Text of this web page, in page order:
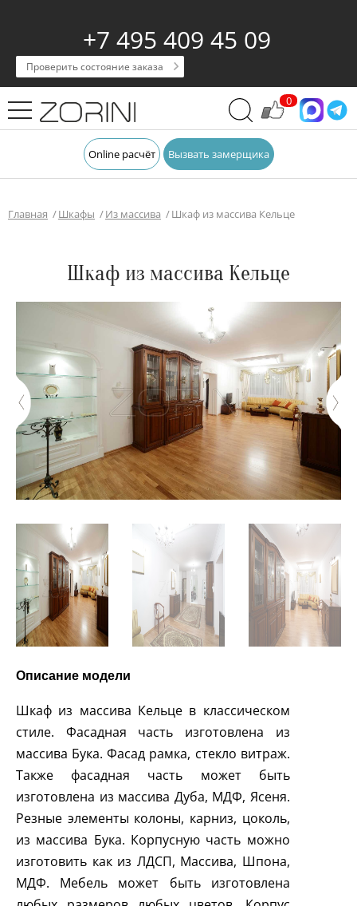
+7 495 409 45 09
Проверить состояние заказа
0
Online расчёт Вызвать замерщика
Главная Шкафы Из массива Шкаф из массива Кельце
Шкаф из массива Кельце
Описание модели
Шкаф из массива Кельце в классическом
стиле. Фасадная часть изготовлена из
массива Бука. Фасад рамка, стекло витраж.
Также фасадная часть может быть
изготовлена из массива Дуба, МДФ, Ясеня.
Резные элементы колоны, карниз, цоколь,
из массива Бука. Корпусную часть можно
изготовить как из ЛДСП, Массива, Шпона,
МДФ. Мебель может быть изготовлена